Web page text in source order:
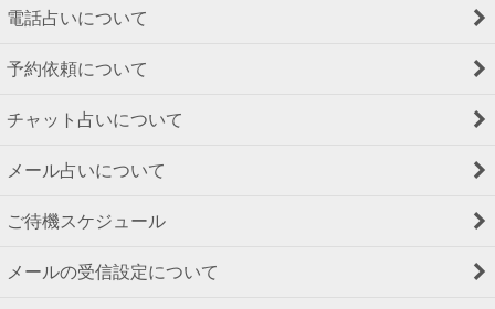
電話占いについて
予約依頼について
チャット占いについて
メール占いについて
ご待機スケジュール
メールの受信設定について